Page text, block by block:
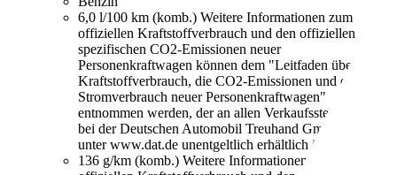
6,0 l/100 km (komb.) Weitere Informationen zum
offiziellen Kraftstoffverbrauch und den offiziellen
spezifischen CO2-Emissionen neuer
Personenkraftwagen können dem "Leitfaden über den
Kraftstoffverbrauch, die CO2-Emissionen und den
Stromverbrauch neuer Personenkraftwagen"
entnommen werden, der an allen Verkaufsstellen und
bei der Deutschen Automobil Treuhand GmbH
unter www.dat.de unentgeltlich erhältlich ist.
136 g/km (komb.) Weitere Informationen zum